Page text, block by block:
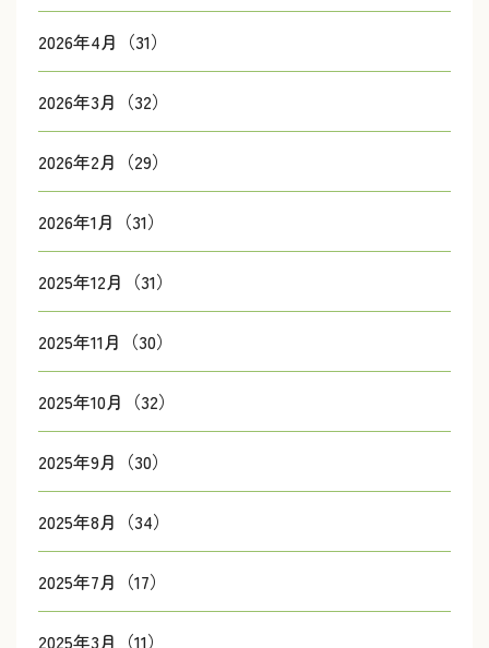
2026年4月（31）
2026年3月（32）
2026年2月（29）
2026年1月（31）
2025年12月（31）
2025年11月（30）
2025年10月（32）
2025年9月（30）
2025年8月（34）
2025年7月（17）
2025年3月（11）